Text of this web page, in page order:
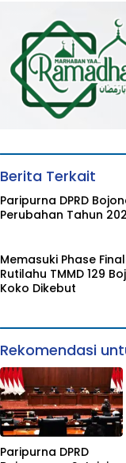
Berita Terkait
Paripurna DPRD
Perubahan Tahun
Memasuki Phase
Rutilahu TMMD 129
Koko Dikebut
Rekomendasi
Paripurna DPRD